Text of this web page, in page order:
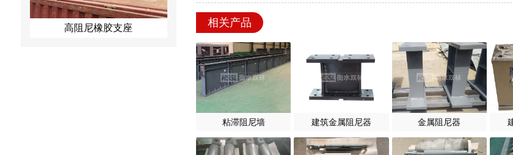
高阻尼橡胶支座 相关产品
粘滞阻尼墙 建筑金属阻尼器 金属阻尼器